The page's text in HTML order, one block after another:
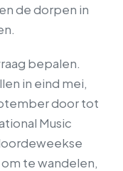
de dorpen in
bepalen.
in eind mei,
door tot
Music
te wandelen,